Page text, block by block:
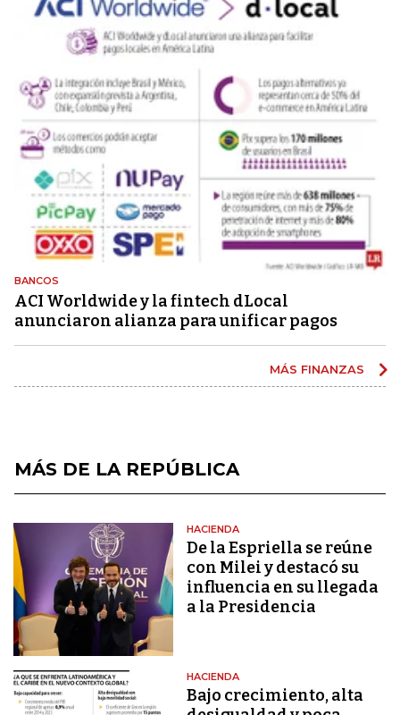
BANCOS
ACI Worldwide y la fintech dLocal
anunciaron alianza para unificar pagos
MÁS FINANZAS
MÁS DE LA REPÚBLICA
HACIENDA
De la Espriella se reúne
con Milei y destacó su
influencia en su llegada
a la Presidencia
HACIENDA
Bajo crecimiento, alta